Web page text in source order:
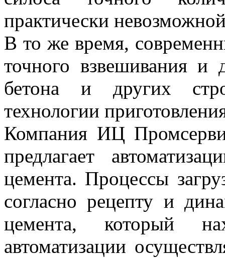
практически
В то же время,
точного взвешивания и
бетона и других
технологии
Компания ИЦ
предлагает
цемента. Процессы
согласно рецепту и
цемента, который
автоматизации